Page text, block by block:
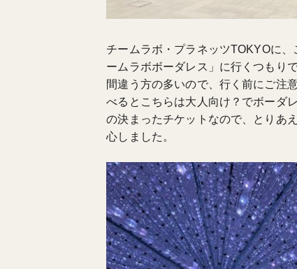
チームラボ・プラネッツTOKYOに
ームラボボーダレス」に行くつもり
間違う方の多いので、行く前にご注
べるとこちらは大人向け？でボーダ
の決まったチケットなので、とりあ
心しました。